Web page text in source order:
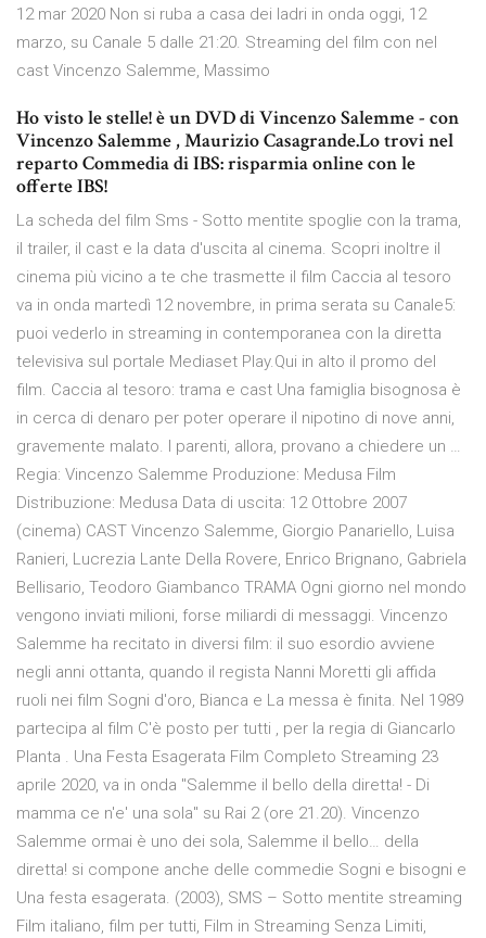
12 mar 2020 Non si ruba a casa dei ladri in onda oggi, 12
marzo, su Canale 5 dalle 21:20. Streaming del film con nel
cast Vincenzo Salemme, Massimo
Ho visto le stelle! è un DVD di Vincenzo Salemme - con
Vincenzo Salemme , Maurizio Casagrande.Lo trovi nel
reparto Commedia di IBS: risparmia online con le
offerte IBS!
La scheda del film Sms - Sotto mentite spoglie con la trama,
il trailer, il cast e la data d'uscita al cinema. Scopri inoltre il
cinema più vicino a te che trasmette il film Caccia al tesoro
va in onda martedì 12 novembre, in prima serata su Canale5:
puoi vederlo in streaming in contemporanea con la diretta
televisiva sul portale Mediaset Play.Qui in alto il promo del
film. Caccia al tesoro: trama e cast Una famiglia bisognosa è
in cerca di denaro per poter operare il nipotino di nove anni,
gravemente malato. I parenti, allora, provano a chiedere un …
Regia: Vincenzo Salemme Produzione: Medusa Film
Distribuzione: Medusa Data di uscita: 12 Ottobre 2007
(cinema) CAST Vincenzo Salemme, Giorgio Panariello, Luisa
Ranieri, Lucrezia Lante Della Rovere, Enrico Brignano, Gabriela
Bellisario, Teodoro Giambanco TRAMA Ogni giorno nel mondo
vengono inviati milioni, forse miliardi di messaggi. Vincenzo
Salemme ha recitato in diversi film: il suo esordio avviene
negli anni ottanta, quando il regista Nanni Moretti gli affida
ruoli nei film Sogni d'oro, Bianca e La messa è finita. Nel 1989
partecipa al film C'è posto per tutti , per la regia di Giancarlo
Planta . Una Festa Esagerata Film Completo Streaming 23
aprile 2020, va in onda "Salemme il bello della diretta! - Di
mamma ce n'e' una sola" su Rai 2 (ore 21.20). Vincenzo
Salemme ormai è uno dei sola, Salemme il bello… della
diretta! si compone anche delle commedie Sogni e bisogni e
Una festa esagerata. (2003), SMS – Sotto mentite streaming
Film italiano, film per tutti, Film in Streaming Senza Limiti,